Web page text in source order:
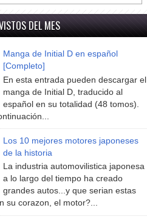
DEL MES
Manga de Initial D en español
[Completo]
En esta entrada pueden descargar el
manga de Initial D, traducido al
español en su totalidad (48 tomos).
Los 10 mejores motores japoneses
de la historia
La industria automovilistica japonesa
a lo largo del tiempo ha creado
grandes autos...y que serian estas
su corazon, el motor?...